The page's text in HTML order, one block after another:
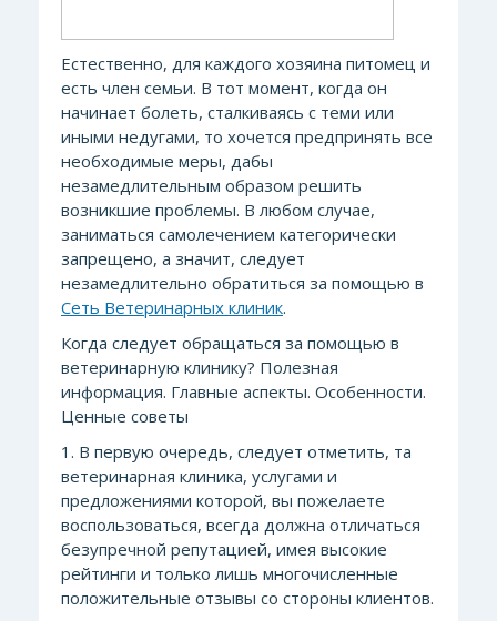
Естественно, для каждого хозяина питомец и
есть член семьи. В тот момент, когда он
начинает болеть, сталкиваясь с теми или
иными недугами, то хочется предпринять все
необходимые меры, дабы
незамедлительным образом решить
возникшие проблемы. В любом случае,
заниматься самолечением категорически
запрещено, а значит, следует
незамедлительно обратиться за помощью в
Сеть Ветеринарных клиник.
Когда следует обращаться за помощью в
ветеринарную клинику? Полезная
информация. Главные аспекты. Особенности.
Ценные советы
1. В первую очередь, следует отметить, та
ветеринарная клиника, услугами и
предложениями которой, вы пожелаете
воспользоваться, всегда должна отличаться
безупречной репутацией, имея высокие
рейтинги и только лишь многочисленные
положительные отзывы со стороны клиентов.